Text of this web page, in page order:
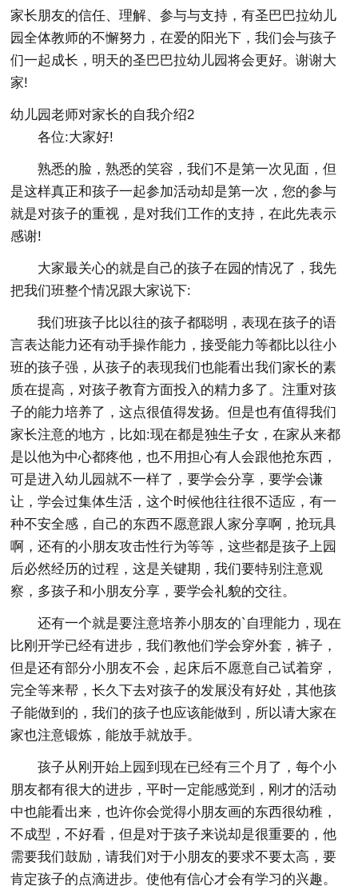
家长朋友的信任、理解、参与与支持，有圣巴巴拉幼儿
园全体教师的不懈努力，在爱的阳光下，我们会与孩子
们一起成长，明天的圣巴巴拉幼儿园将会更好。谢谢大
家!
幼儿园老师对家长的自我介绍2
各位:大家好!
熟悉的脸，熟悉的笑容，我们不是第一次见面，但
是这样真正和孩子一起参加活动却是第一次，您的参与
就是对孩子的重视，是对我们工作的支持，在此先表示
感谢!
大家最关心的就是自己的孩子在园的情况了，我先
把我们班整个情况跟大家说下:
我们班孩子比以往的孩子都聪明，表现在孩子的语
言表达能力还有动手操作能力，接受能力等都比以往小
班的孩子强，从孩子的表现我们也能看出我们家长的素
质在提高，对孩子教育方面投入的精力多了。注重对孩
子的能力培养了，这点很值得发扬。但是也有值得我们
家长注意的地方，比如:现在都是独生子女，在家从来都
是以他为中心都疼他，也不用担心有人会跟他抢东西，
可是进入幼儿园就不一样了，要学会分享，要学会谦
让，学会过集体生活，这个时候他往往很不适应，有一
种不安全感，自己的东西不愿意跟人家分享啊，抢玩具
啊，还有的小朋友攻击性行为等等，这些都是孩子上园
后必然经历的过程，这是关键期，我们要特别注意观
察，多孩子和小朋友分享，要学会礼貌的交往。
还有一个就是要注意培养小朋友的`自理能力，现在
比刚开学已经有进步，我们教他们学会穿外套，裤子，
但是还有部分小朋友不会，起床后不愿意自己试着穿，
完全等来帮，长久下去对孩子的发展没有好处，其他孩
子能做到的，我们的孩子也应该能做到，所以请大家在
家也注意锻炼，能放手就放手。
孩子从刚开始上园到现在已经有三个月了，每个小
朋友都有很大的进步，平时一定能感觉到，刚才的活动
中也能看出来，也许你会觉得小朋友画的东西很幼稚，
不成型，不好看，但是对于孩子来说却是很重要的，他
需要我们鼓励，请我们对于小朋友的要求不要太高，要
肯定孩子的点滴进步。使他有信心才会有学习的兴趣。